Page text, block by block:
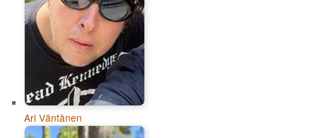
Ari Väntänen